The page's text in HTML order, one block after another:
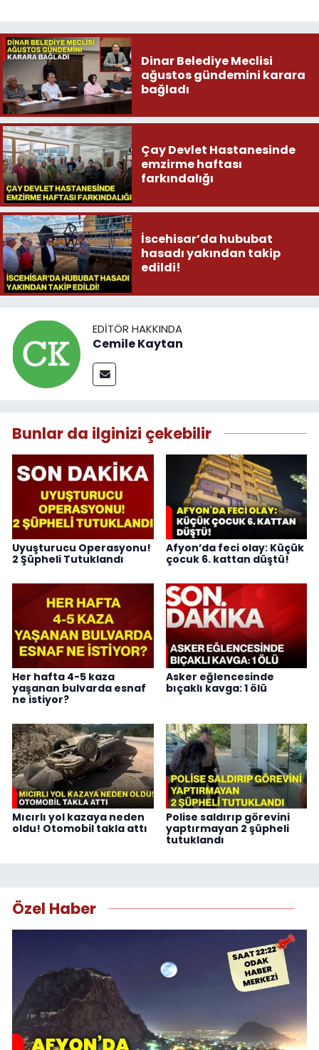
Dinar Belediye Meclisi
ağustos gündemini karara
bağladı
Çay Devlet Hastanesinde
emzirme haftası
farkındalığı
İscehisar’da hububat
hasadı yakından takip
edildi!
EDITÖR HAKKINDA
Cemile Kaytan
Bunlar da ilginizi çekebilir
Uyuşturucu Operasyonu!
2 Şüpheli Tutuklandı
Afyon’da feci olay: Küçük
çocuk 6. kattan düştü!
Her hafta 4-5 kaza
yaşanan bulvarda esnaf
ne istiyor?
Asker eğlencesinde
bıçaklı kavga: 1 ölü
Mıcırlı yol kazaya neden
oldu! Otomobil takla attı
Polise saldırıp görevini
yaptırmayan 2 şüpheli
tutuklandı
Özel Haber